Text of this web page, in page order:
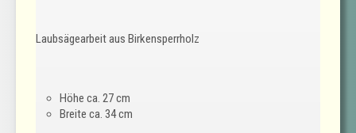
Laubsägearbeit aus Birkensperrholz
Höhe ca. 27 cm
Breite ca. 34 cm